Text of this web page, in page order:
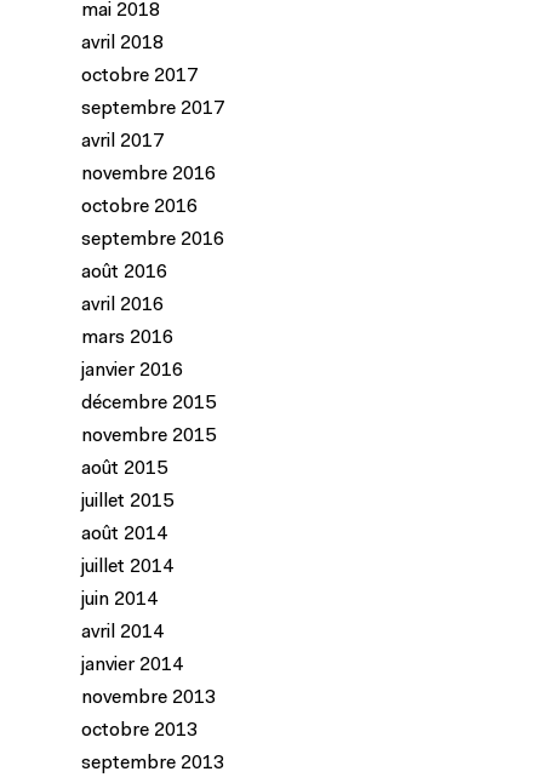
mai 2018
avril 2018
octobre 2017
septembre 2017
avril 2017
novembre 2016
octobre 2016
septembre 2016
août 2016
avril 2016
mars 2016
janvier 2016
décembre 2015
novembre 2015
août 2015
juillet 2015
août 2014
juillet 2014
juin 2014
avril 2014
janvier 2014
novembre 2013
octobre 2013
septembre 2013